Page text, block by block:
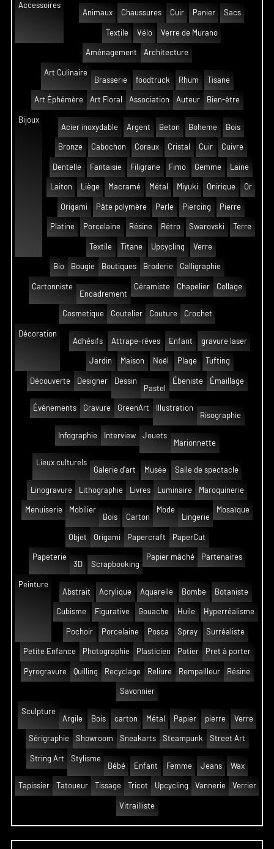
Accessoires
Animaux
Chaussures Cuir Panier Sacs
Textile Vélo Verre de Murano
Aménagement Architecture
Art Culinaire
Brasserie
foodtruck Rhum Tisane
Art Éphémère Art Floral Association Auteur Bien-être
Bijoux
Acier inoxydable
Argent Beton Boheme Bois
Bronze Cabochon Coraux Cristal Cuir Cuivre
Dentelle Fantaisie Filigrane Fimo Gemme Laine
Laiton Liège Macramé Métal Miyuki Onirique Or
Origami Pâte polymère Perle Piercing Pierre
Platine Porcelaine Résine Rétro Swarovski Terre
Textile Titane Upcycling Verre
Bio Bougie Boutiques Broderie Calligraphie
Cartonniste
Encadrement
Céramiste Chapelier Collage
Cosmetique Coutelier Couture Crochet
Décoration
Adhésifs
Attrape-rêves Enfant gravure laser
Jardin Maison Noël Plage Tufting
Découverte Designer
Dessin
Pastel
Ébeniste Émaillage
Événements Gravure GreenArt
Illustration
Risographie
Infographie Interview
Jouets
Marionnette
Lieux culturels
Galerie d'art
Musée Salle de spectacle
Linogravure Lithographie Livres Luminaire Maroquinerie
Menuiserie
Mobilier
Bois
Carton
Mode
Lingerie
Mosaïque
Objet Origami Papercraft PaperCut
Papeterie
3D
Scrapbooking
Papier mâché Partenaires
Peinture
Abstrait
Acrylique Aquarelle Bombe Botaniste
Cubisme Figurative Gouache Huile Hyperréalisme
Pochoir Porcelaine Posca Spray Surréaliste
Petite Enfance Photographie Plasticien Potier Pret à porter
Pyrogravure Quilling Recyclage Reliure Rempailleur Résine
Savonnier
Sculpture
Argile
Bois carton Métal Papier pierre Verre
Sérigraphie Showroom Sneakarts Steampunk Street Art
String Art
Stylisme
Bébé
Enfant Femme Jeans Wax
Tapissier Tatoueur Tissage Tricot Upcycling Vannerie Verrier
Vitrailliste